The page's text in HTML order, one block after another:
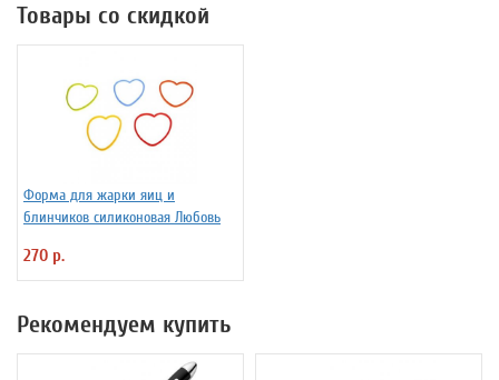
Товары со скидкой
Форма для жарки яиц и
блинчиков силиконовая Любовь
270 р.
Рекомендуем купить